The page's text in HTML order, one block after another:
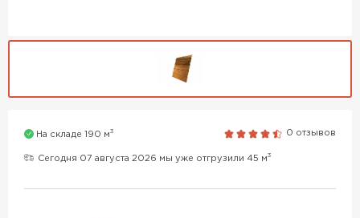
На складе 190 м3 0 отзывов
Сегодня 07 августа 2026 мы уже отгрузили 45 м3